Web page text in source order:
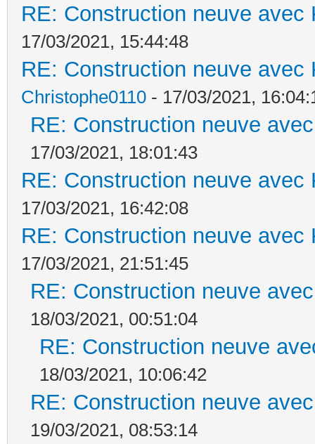
RE: Construction neuve avec
17/03/2021, 15:44:48
RE: Construction neuve avec
Christophe0110 - 17/03/2021,
RE: Construction neuve
17/03/2021, 18:01:43
RE: Construction neuve avec
17/03/2021, 16:42:08
RE: Construction neuve avec
17/03/2021, 21:51:45
RE: Construction neuve
18/03/2021, 00:51:04
RE: Construction neuve
18/03/2021, 10:06:42
RE: Construction neuve
19/03/2021, 08:53:14